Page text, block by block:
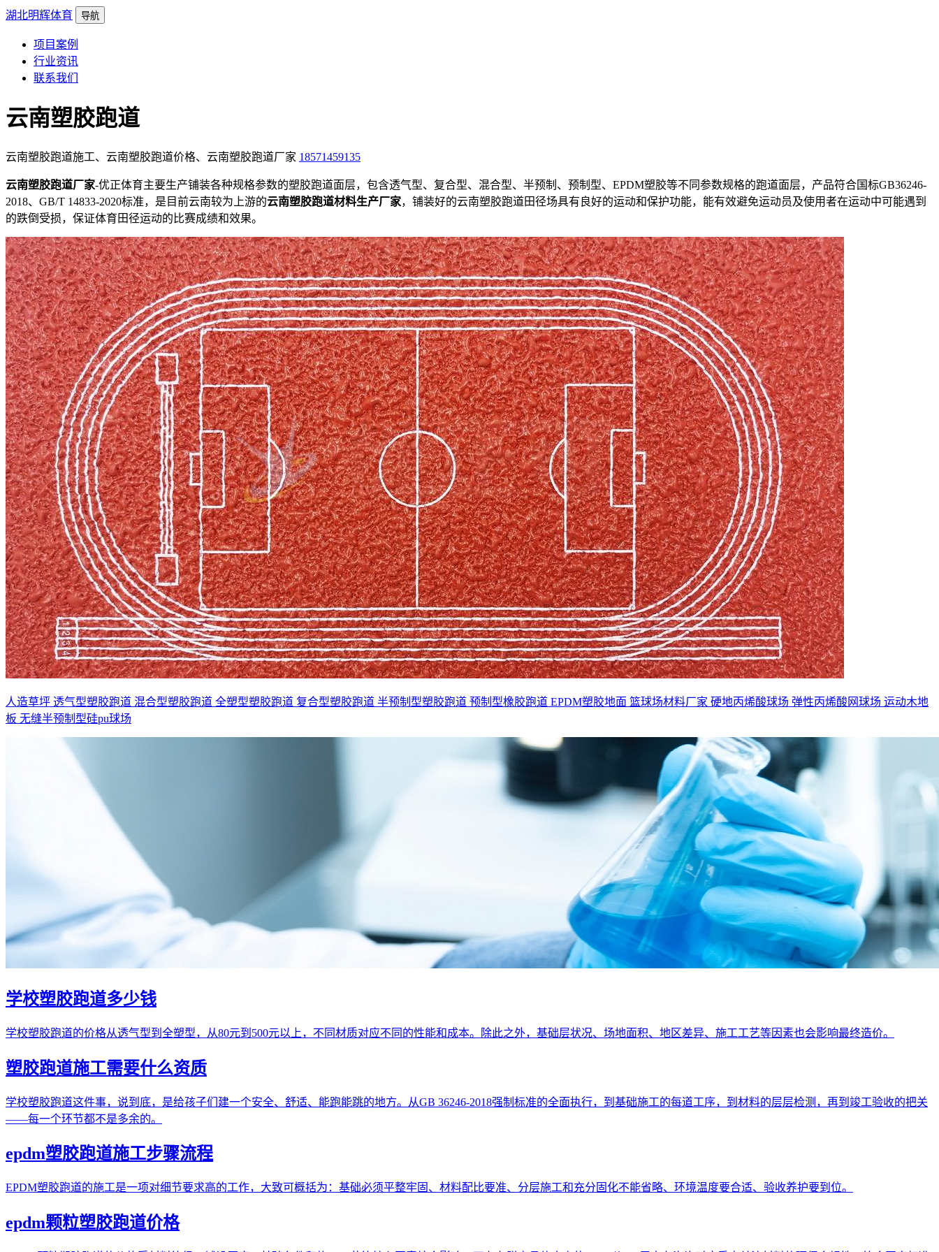
湖北明辉体育 导航
项目案例
行业资讯
联系我们
云南塑胶跑道
云南塑胶跑道施工、云南塑胶跑道价格、云南塑胶跑道厂家 18571459135
云南塑胶跑道厂家-优正体育主要生产铺装各种规格参数的塑胶跑道面层，包含透气型、复合型、混合型、半预制、预制型、EPDM塑胶等不同参数规格的跑道面层，产品符合国标GB36246-
2018、GB/T 14833-2020标准，是目前云南较为上游的云南塑胶跑道材料生产厂家，铺装好的云南塑胶跑道田径场具有良好的运动和保护功能，能有效避免运动员及使用者在运动中可能遇到
的跌倒受损，保证体育田径运动的比赛成绩和效果。
人造草坪 透气型塑胶跑道 混合型塑胶跑道 全塑型塑胶跑道 复合型塑胶跑道 半预制型塑胶跑道 预制型橡胶跑道 EPDM塑胶地面 篮球场材料厂家 硬地丙烯酸球场 弹性丙烯酸网球场 运动木地
板 无缝半预制型硅pu球场
学校塑胶跑道多少钱
学校塑胶跑道的价格从透气型到全塑型，从80元到500元以上，不同材质对应不同的性能和成本。除此之外，基础层状况、场地面积、地区差异、施工工艺等因素也会影响最终造价。
塑胶跑道施工需要什么资质
学校塑胶跑道这件事，说到底，是给孩子们建一个安全、舒适、能跑能跳的地方。从GB 36246-2018强制标准的全面执行，到基础施工的每道工序，到材料的层层检测，再到竣工验收的把关
——每一个环节都不是多余的。
epdm塑胶跑道施工步骤流程
EPDM塑胶跑道的施工是一项对细节要求高的工作，大致可概括为：基础必须平整牢固、材料配比要准、分层施工和充分固化不能省略、环境温度要合适、验收养护要到位。
epdm颗粒塑胶跑道价格